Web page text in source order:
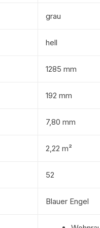
grau
hell
1285 mm
192 mm
7,80 mm
2,22 m²
52
Blauer Engel